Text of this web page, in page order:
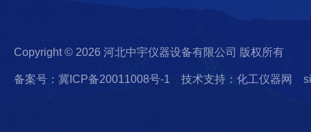
Copyright © 2026 河北中宇仪器设备有限公司 版权所有
备案号：冀ICP备20011008号-1 技术支持：化工仪器网